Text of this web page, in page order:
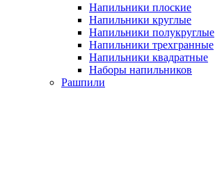
Напильники плоские
Напильники круглые
Напильники полукруглые
Напильники трехгранные
Напильники квадратные
Наборы напильников
Рашпили